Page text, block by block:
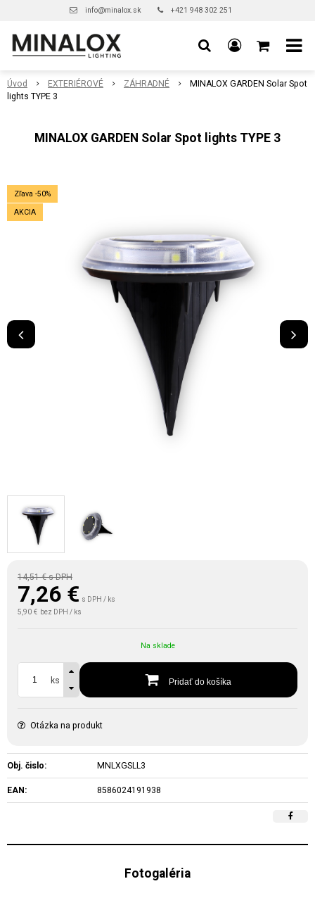
info@minalox.sk +421 948 302 251
Úvod EXTERIÉROVÉ ZÁHRADNÉ
MINALOX GARDEN Solar Spot
lights TYPE 3
MINALOX GARDEN Solar Spot lights TYPE 3
Zľava -50%
AKCIA
14,51 €s DPH
7,26 € s DPH / ks
5,90 € bez DPH / ks
Na sklade
ks Pridať do košíka
Otázka na produkt
Obj. čislo: MNLXGSLL3
EAN: 8586024191938
Fotogaléria